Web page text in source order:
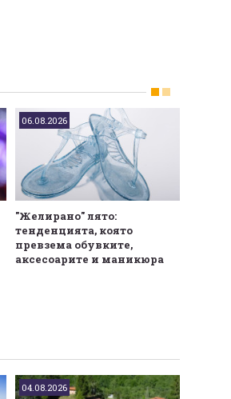
06.08.2026
"Желирано" лято:
тенденцията, която
превзема обувките,
аксесоарите и маникюра
04.08.2026